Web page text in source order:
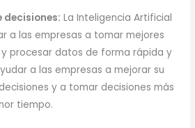
decisiones: La Inteligencia Artificial
a las empresas a tomar mejores
y procesar datos de forma rápida y
a las empresas a mejorar su
y a tomar decisiones más
tiempo.